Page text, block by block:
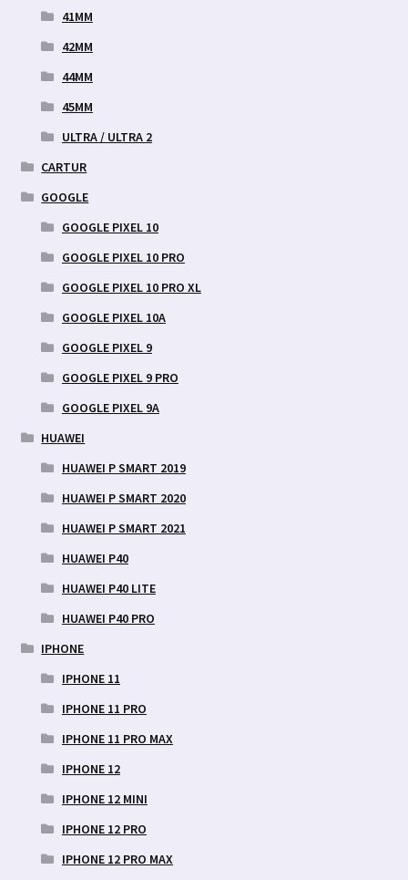
41MM
42MM
44MM
45MM
ULTRA / ULTRA 2
CARTUR
GOOGLE
GOOGLE PIXEL 10
GOOGLE PIXEL 10 PRO
GOOGLE PIXEL 10 PRO XL
GOOGLE PIXEL 10A
GOOGLE PIXEL 9
GOOGLE PIXEL 9 PRO
GOOGLE PIXEL 9A
HUAWEI
HUAWEI P SMART 2019
HUAWEI P SMART 2020
HUAWEI P SMART 2021
HUAWEI P40
HUAWEI P40 LITE
HUAWEI P40 PRO
IPHONE
IPHONE 11
IPHONE 11 PRO
IPHONE 11 PRO MAX
IPHONE 12
IPHONE 12 MINI
IPHONE 12 PRO
IPHONE 12 PRO MAX